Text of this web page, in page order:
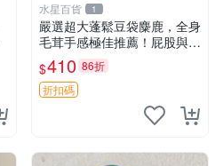
水星百貨 1
嚴選超大蓬鬆豆袋麋鹿，全身
毛茸手感極佳推薦！屁股與四
肢填充均勻，適合收藏與孩童
共賞。 麋鹿 豆袋 毛茸玩具
$410 86折
折扣碼